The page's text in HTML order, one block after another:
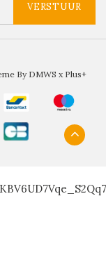
VERSTUUR
By DMWS x Plus+